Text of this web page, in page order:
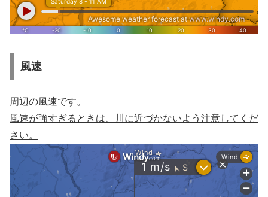
風速
周辺の風速です。
風速が強すぎるときは、川に近づかないよう注意してくだ
さい。